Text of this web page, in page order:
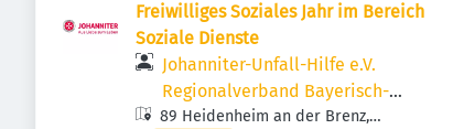
Freiwilliges Soziales Jahr im Bereich
Soziale Dienste
Johanniter-Unfall-Hilfe e.V.
Regionalverband Bayerisch-
Schwaben
89 Heidenheim an der Brenz,